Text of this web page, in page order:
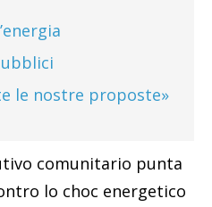
le nostre proposte»
comunitario punta
lo choc energetico